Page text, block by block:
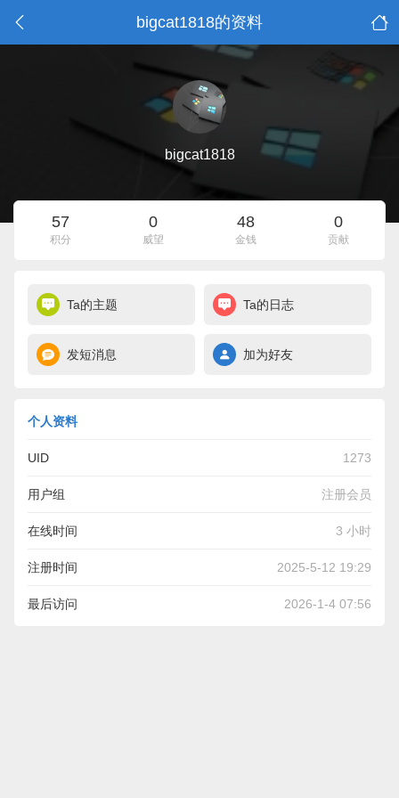
bigcat1818的资料
bigcat1818
57
积分
0
威望
48
金钱
0
贡献
Ta的主题 Ta的日志
发短消息 加为好友
个人资料
UID 1273
用户组 注册会员
在线时间 3 小时
注册时间 2025-5-12 19:29
最后访问 2026-1-4 07:56